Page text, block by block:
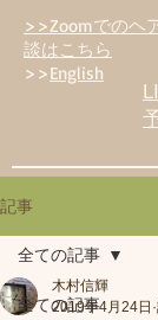
>>Zoomでのヘ
談はこちら
>>English
記事
全ての記事
全ての記事
木村信輝
2019年4月24日